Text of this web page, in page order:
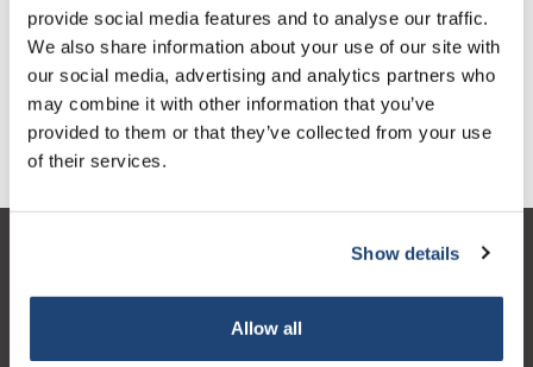
provide social media features and to analyse our traffic.
We also share information about your use of our site with
our social media, advertising and analytics partners who
may combine it with other information that you’ve
provided to them or that they’ve collected from your use
of their services.
Show details
Allow all
€357,29
Incl. btw
Toevoegen aan winkelwagen
Informatie
Contactgegevens